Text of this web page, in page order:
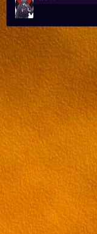
9
10
11
12
13
14